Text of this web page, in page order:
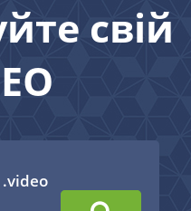
свій
.video